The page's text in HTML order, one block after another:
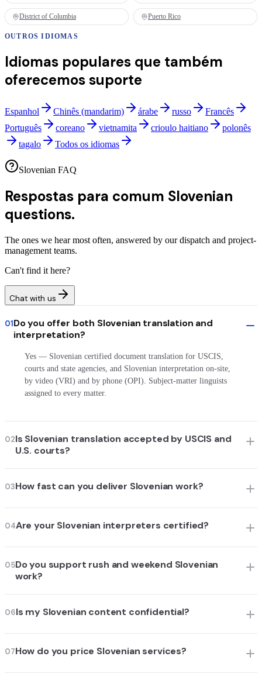
District of Columbia Puerto Rico
OUTROS IDIOMAS
Idiomas populares que também
oferecemos suporte
Espanhol Chinês (mandarim) árabe russo
Francês
Português
coreano vietnamita crioulo haitiano
polonês
tagalo
Todos os idiomas
Slovenian FAQ
Respostas para comum Slovenian
questions.
The ones we hear most often, answered by our dispatch and project-
management teams.
Can't find it here?
Chat with us
01Do you offer both Slovenian translation and
interpretation?
Yes — Slovenian certified document translation for USCIS,
courts and state agencies, and Slovenian interpretation on-site,
by video (VRI) and by phone (OPI). Subject-matter linguists
assigned to every matter.
02Is Slovenian translation accepted by USCIS and
U.S. courts?
03How fast can you deliver Slovenian work?
04Are your Slovenian interpreters certified?
05Do you support rush and weekend Slovenian
work?
06Is my Slovenian content confidential?
07How do you price Slovenian services?